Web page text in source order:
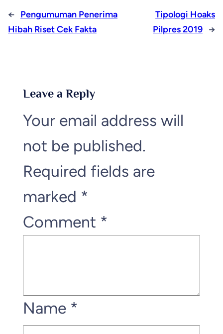
← Pengumuman Penerima
Hibah Riset Cek Fakta
Tipologi Hoaks
Pilpres 2019 →
Leave a Reply
Your email address will
not be published.
Required fields are
marked *
Comment *
Name *